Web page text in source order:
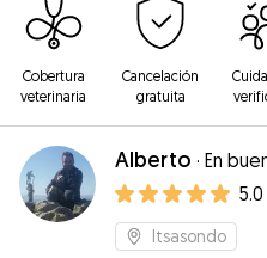
Cobertura
veterinaria
Cancelación
gratuita
Alberto · En
5.0
Itsasondo